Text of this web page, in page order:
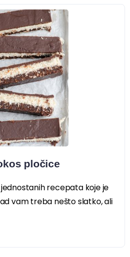
pločice
recepata koje je
vam treba nešto slatko, ali